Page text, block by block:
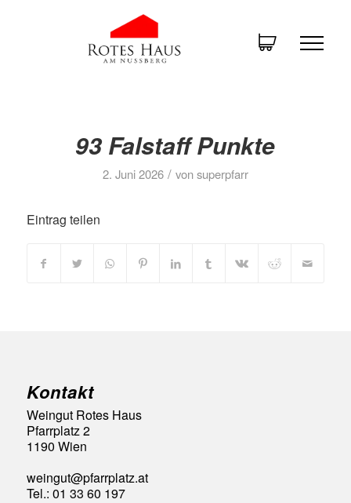
93 Falstaff Punkte
2. Juni 2026 / vonsuperpfarr
Eintrag teilen
Kontakt
Weingut Rotes Haus
Pfarrplatz 2
1190 Wien
weingut@pfarrplatz.at
Tel.: 01 33 60 197